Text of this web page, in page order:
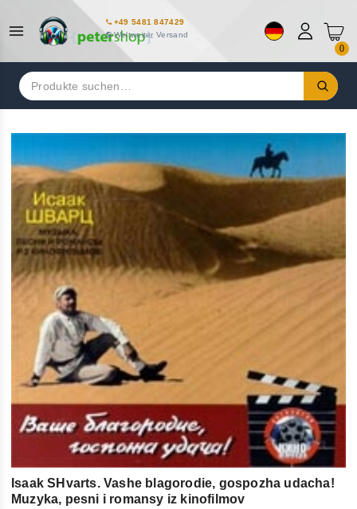
+49 5481 847429
Weltweiter Versand
0
Suchen
nach:
Isaak SHvarts. Vashe blagorodie, gospozha udacha!
Muzyka, pesni i romansy iz kinofilmov